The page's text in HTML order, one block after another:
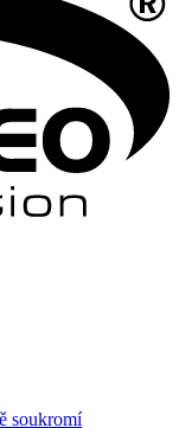
soukromí